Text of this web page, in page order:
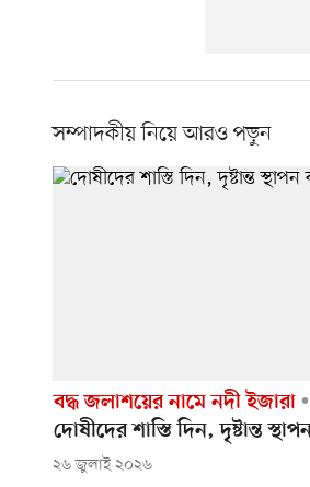
সম্পাদকীয় নিয়ে আরও পড়ুন
বদ্ধ জলাশয়ের নামে নদী ইজারা
দোষীদের শাস্তি দিন, দৃষ্টান্ত
২৬ জুলাই ২০২৬